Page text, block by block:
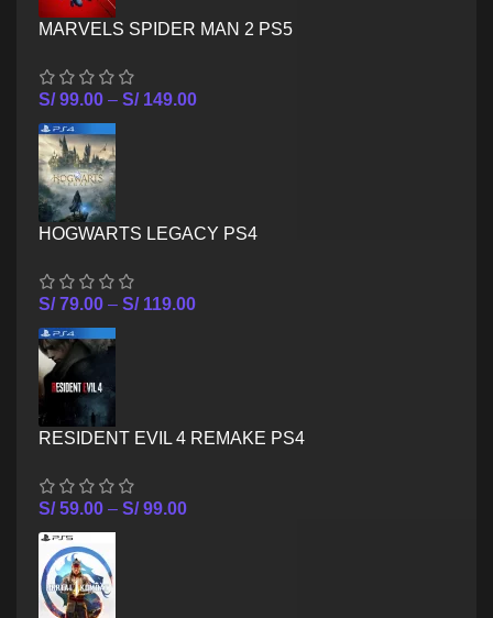
MARVELS SPIDER MAN 2 PS5
S/99.00 – S/149.00
HOGWARTS LEGACY PS4
S/79.00 – S/119.00
RESIDENT EVIL 4 REMAKE PS4
S/59.00 – S/99.00